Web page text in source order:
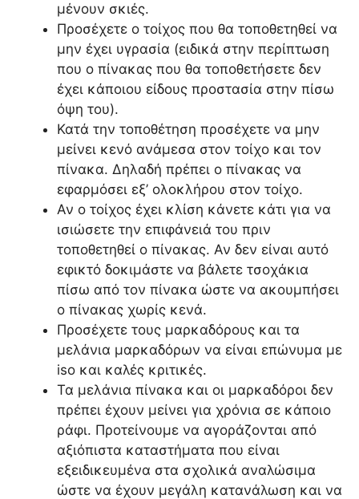
μένουν σκιές.
Προσέχετε ο τοίχος που θα τοποθετηθεί να
μην έχει υγρασία (ειδικά στην περίπτωση
που ο πίνακας που θα τοποθετήσετε δεν
έχει κάποιου είδους προστασία στην πίσω
όψη του).
Κατά την τοποθέτηση προσέχετε να μην
μείνει κενό ανάμεσα στον τοίχο και τον
πίνακα. Δηλαδή πρέπει ο πίνακας να
εφαρμόσει εξ’ ολοκλήρου στον τοίχο.
Αν ο τοίχος έχει κλίση κάνετε κάτι για να
ισιώσετε την επιφάνειά του πριν
τοποθετηθεί ο πίνακας. Αν δεν είναι αυτό
εφικτό δοκιμάστε να βάλετε τσοχάκια
πίσω από τον πίνακα ώστε να ακουμπήσει
ο πίνακας χωρίς κενά.
Προσέχετε τους μαρκαδόρους και τα
μελάνια μαρκαδόρων να είναι επώνυμα με
iso και καλές κριτικές.
Τα μελάνια πίνακα και οι μαρκαδόροι δεν
πρέπει έχουν μείνει για χρόνια σε κάποιο
ράφι. Προτείνουμε να αγοράζονται από
αξιόπιστα καταστήματα που είναι
εξειδικευμένα στα σχολικά αναλώσιμα
ώστε να έχουν μεγάλη κατανάλωση και να